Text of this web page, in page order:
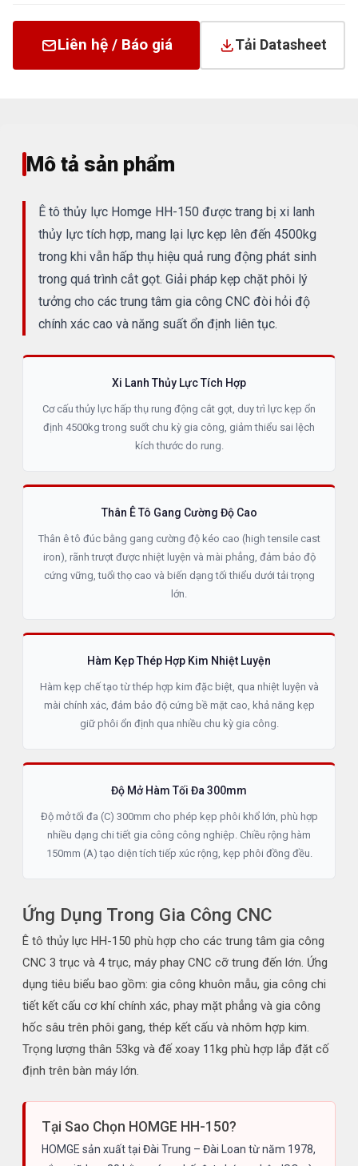
Liên hệ / Báo giá Tải Datasheet
Mô tả sản phẩm
Ê tô thủy lực Homge HH-150 được trang bị xi lanh
thủy lực tích hợp, mang lại lực kẹp lên đến 4500kg
trong khi vẫn hấp thụ hiệu quả rung động phát sinh
trong quá trình cắt gọt. Giải pháp kẹp chặt phôi lý
tưởng cho các trung tâm gia công CNC đòi hỏi độ
chính xác cao và năng suất ổn định liên tục.
Xi Lanh Thủy Lực Tích Hợp
Cơ cấu thủy lực hấp thụ rung động cắt gọt, duy trì lực kẹp ổn
định 4500kg trong suốt chu kỳ gia công, giảm thiểu sai lệch
kích thước do rung.
Thân Ê Tô Gang Cường Độ Cao
Thân ê tô đúc bằng gang cường độ kéo cao (high tensile cast
iron), rãnh trượt được nhiệt luyện và mài phẳng, đảm bảo độ
cứng vững, tuổi thọ cao và biến dạng tối thiểu dưới tải trọng
lớn.
Hàm Kẹp Thép Hợp Kim Nhiệt Luyện
Hàm kẹp chế tạo từ thép hợp kim đặc biệt, qua nhiệt luyện và
mài chính xác, đảm bảo độ cứng bề mặt cao, khả năng kẹp
giữ phôi ổn định qua nhiều chu kỳ gia công.
Độ Mở Hàm Tối Đa 300mm
Độ mở tối đa (C) 300mm cho phép kẹp phôi khổ lớn, phù hợp
nhiều dạng chi tiết gia công công nghiệp. Chiều rộng hàm
150mm (A) tạo diện tích tiếp xúc rộng, kẹp phôi đồng đều.
Ứng Dụng Trong Gia Công CNC
Ê tô thủy lực HH-150 phù hợp cho các trung tâm gia công
CNC 3 trục và 4 trục, máy phay CNC cỡ trung đến lớn. Ứng
dụng tiêu biểu bao gồm: gia công khuôn mẫu, gia công chi
tiết kết cấu cơ khí chính xác, phay mặt phẳng và gia công
hốc sâu trên phôi gang, thép kết cấu và nhôm hợp kim.
Trọng lượng thân 53kg và đế xoay 11kg phù hợp lắp đặt cố
định trên bàn máy lớn.
Tại Sao Chọn HOMGE HH-150?
HOMGE sản xuất tại Đài Trung – Đài Loan từ năm 1978,